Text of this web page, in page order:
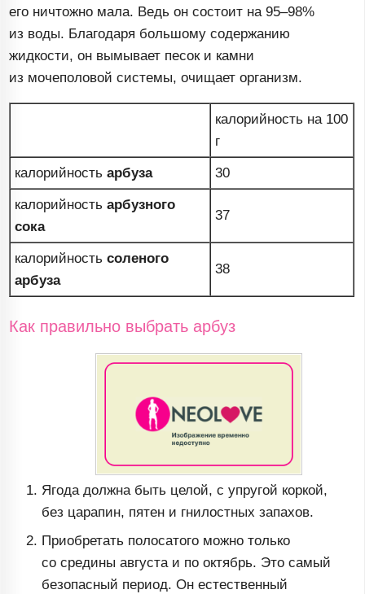
его ничтожно мала. Ведь он состоит на95–98%
из воды. Благодаря большому содержанию
жидкости, он вымывает песок и камни
из мочеполовой системы, очищает организм.
калорийность на 100
г
калорийностьарбуза 30
калорийностьарбузного
сока
37
калорийностьсоленого
арбуза
38
Как правильно выбрать арбуз
Ягода должна быть целой, с упругой коркой,
без царапин, пятен и гнилостных запахов.
Приобретать полосатого можно только
со средины августа и по октябрь. Это самый
безопасный период. Он естественный